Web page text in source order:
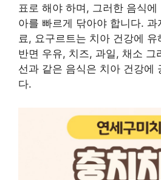
표로 해야 하며, 그러한 음식에
아를 빠르게 닦아야 합니다.
료, 요구르트는 치아 건강에 유
반면 우유, 치즈, 과일, 채소 그
선과 같은 음식은 치아 건강에
다.